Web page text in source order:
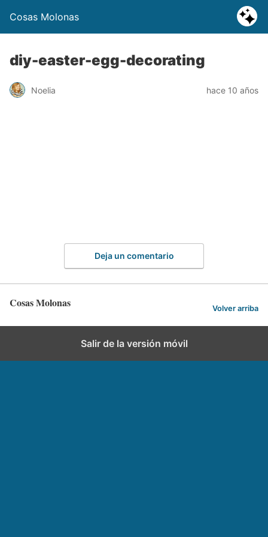
Cosas Molonas
diy-easter-egg-decorating
Noelia hace 10 años
Deja un comentario
Cosas Molonas Volver arriba
Salir de la versión móvil